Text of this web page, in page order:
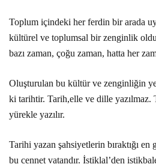
Toplum içindeki her ferdin bir arada
kültürel ve toplumsal bir zenginlik
bazı zaman, çoğu zaman, hatta her
Oluşturulan bu kültür ve zenginliğin
ki tarihtir. Tarih,elle ve dille yazılmaz.
yürekle yazılır.
Tarihi yazan şahsiyetlerin bıraktığı
bu cennet vatandır. İstiklal’den